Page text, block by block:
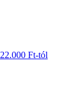
22.000 Ft-tól